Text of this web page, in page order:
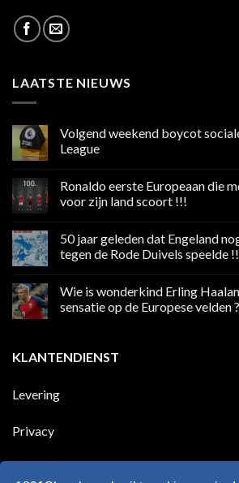
LAATSTE NIEUWS
Volgend weekend boycot
League
op
weekend
media
in
Premier
Ronaldo eerste Europeaan die
voor zijn land scoort !!!
op
Ronaldo
eerste
meer
100
land
scoort
50 jaar geleden dat Engeland
tegen de Rode Duivels speelde !!
op
jaar
nog
eens
tegen
Wie is wonderkind Erling
sensatie op de Europese velden ?
Wie
is
Haaland,
Europese
KLANTENDIENST
Levering
Privacy